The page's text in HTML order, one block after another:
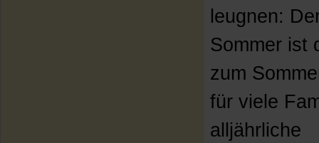
leugnen:
Sommer ist
zum
für viele
alljährliche